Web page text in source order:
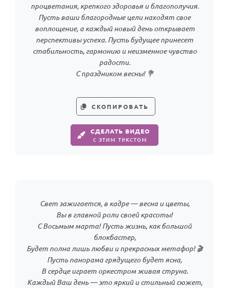
процветания, крепкого здоровья и благополучия.
Пусть ваши благородные цели находят свое
воплощение, а каждый новый день открывает
перспективы успеха. Пусть будущее принесет
стабильность, гармонию и неизменное чувство
радости.
С праздником весны! 💐
СКОПИРОВАТЬ
СДЕЛАТЬ ВИДЕО
с этим текстом
Свет зажигается, в кадре — весна и цветы,
Вы в главной роли своей красоты!
С Восьмым марта! Пусть жизнь, как большой
блокбастер,
Будет полна лишь любви и прекрасных метафор! 🎬
Пусть панорама грядущего будет ясна,
В сердце играет оркестром живая струна.
Каждый Ваш день — это яркий и стильный сюжет,